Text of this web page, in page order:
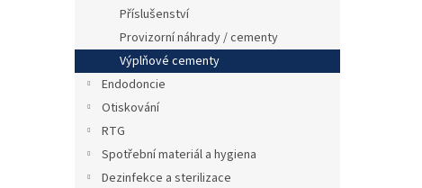
l
Příslušenství
Provizorní náhrady / cementy
Výplňové cementy
Endodoncie
Otiskování
RTG
Spotřební materiál a hygiena
Dezinfekce a sterilizace